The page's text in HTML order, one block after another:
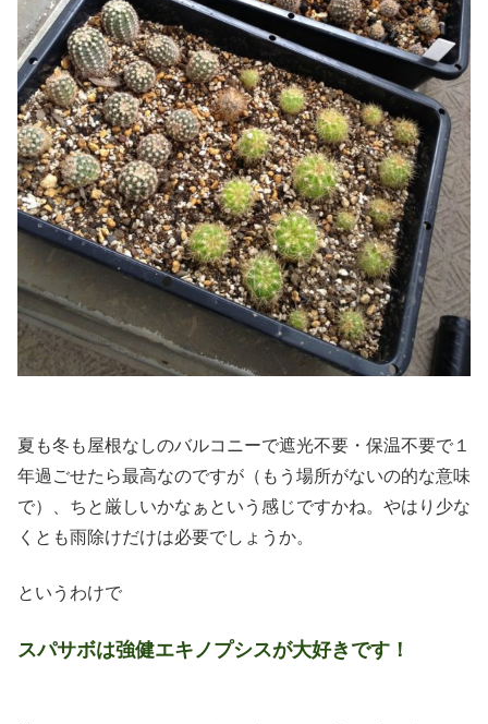
夏も冬も屋根なしのバルコニーで遮光不要・保温不要で１
年過ごせたら最高なのですが（もう場所がないの的な意味
で）、ちと厳しいかなぁという感じですかね。やはり少な
くとも雨除けだけは必要でしょうか。
というわけで
スパサボは強健エキノプシスが大好きです！